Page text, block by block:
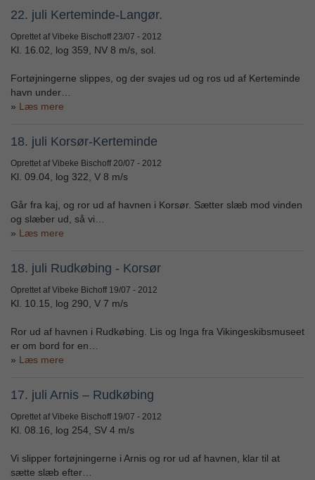
22. juli Kerteminde-Langør.
Oprettet af Vibeke Bischoff23/07 - 2012
Kl. 16.02, log 359, NV 8 m/s, sol.
Fortøjningerne slippes, og der svajes ud og ros ud af Kerteminde
havn under…
Læs mere
18. juli Korsør-Kerteminde
Oprettet af Vibeke Bischoff20/07 - 2012
Kl. 09.04, log 322, V 8 m/s
Går fra kaj, og ror ud af havnen i Korsør. Sætter slæb mod vinden
og slæber ud, så vi…
Læs mere
18. juli Rudkøbing - Korsør
Oprettet af Vibeke Bichoff 19/07 - 2012
Kl. 10.15, log 290, V 7 m/s
Ror ud af havnen i Rudkøbing. Lis og Inga fra Vikingeskibsmuseet
er om bord for en…
Læs mere
17. juli Arnis – Rudkøbing
Oprettet af Vibeke Bischoff 19/07 - 2012
Kl. 08.16, log 254, SV 4 m/s
Vi slipper fortøjningerne i Arnis og ror ud af havnen, klar til at
sætte slæb efter…